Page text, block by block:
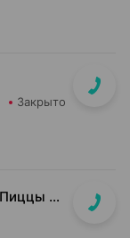
Закрыто
ул. Маяковского, д. 10, пом. 13 (возле Пиццы Мании)